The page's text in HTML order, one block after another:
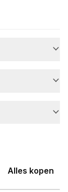
Alles kopen